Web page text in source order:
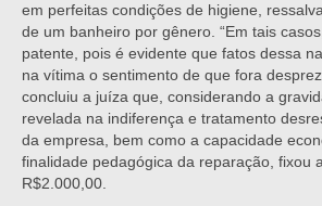
em perfeitas condições de higiene,
de um banheiro por gênero. “Em tais
patente, pois é evidente que fatos dessa
na vítima o sentimento de que fora
concluiu a juíza que, considerando a
revelada na indiferença e tratamento
da empresa, bem como a capacidade
finalidade pedagógica da reparação, fixou
R$2.000,00.